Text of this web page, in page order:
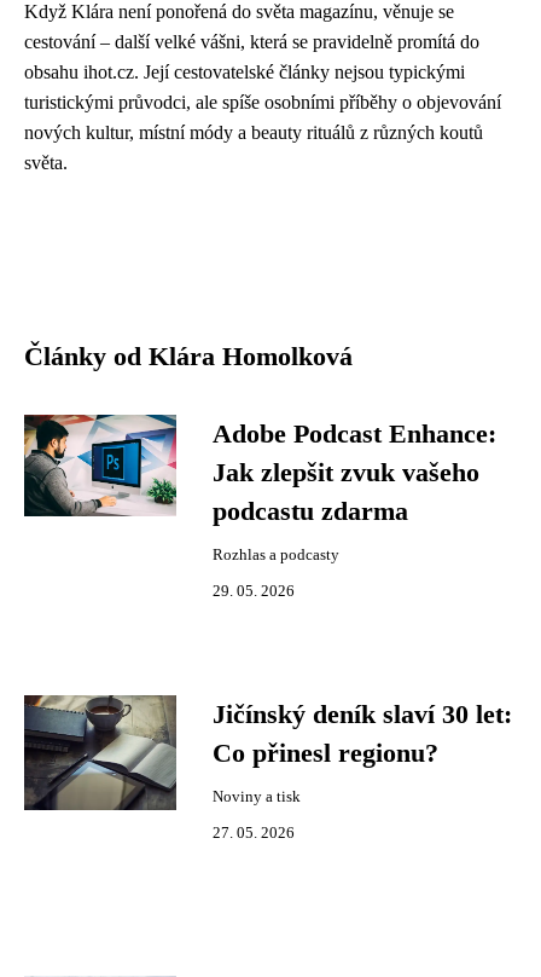
Když Klára není ponořená do světa magazínu, věnuje se
cestování – další velké vášni, která se pravidelně promítá do
obsahu ihot.cz. Její cestovatelské články nejsou typickými
turistickými průvodci, ale spíše osobními příběhy o objevování
nových kultur, místní módy a beauty rituálů z různých koutů
světa.
Články od Klára Homolková
Adobe Podcast Enhance:
Jak zlepšit zvuk vašeho
podcastu zdarma
Rozhlas a podcasty
29. 05. 2026
Jičínský deník slaví 30 let:
Co přinesl regionu?
Noviny a tisk
27. 05. 2026